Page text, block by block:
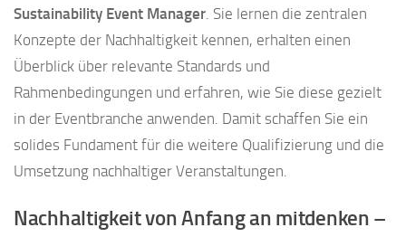
Sustainability Event Manager . Sie lernen die zentralen
Konzepte der Nachhaltigkeit kennen, erhalten einen
Überblick über relevante Standards und
Rahmenbedingungen und erfahren, wie Sie diese gezielt
in der Eventbranche anwenden. Damit schaffen Sie ein
solides Fundament für die weitere Qualifizierung und die
Umsetzung nachhaltiger Veranstaltungen.
Nachhaltigkeit von Anfang an mitdenken –